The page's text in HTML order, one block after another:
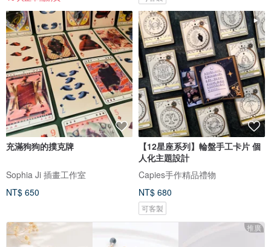
充滿狗狗的撲克牌
Sophia Ji 插畫工作室
NT$ 650
【12星座系列】輪盤手工卡片 個
人化主題設計
Capies手作精品禮物
NT$ 680
可客製
推廣